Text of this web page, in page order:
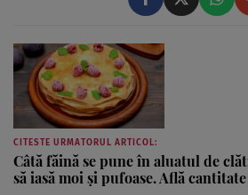
CITESTE URMATORUL ARTICOL:
Câtă făină se pune în aluatul de
să iasă moi și pufoase. Află